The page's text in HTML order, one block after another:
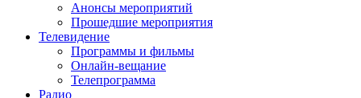
Анонсы мероприятий
Прошедшие мероприятия
Телевидение
Программы и фильмы
Онлайн-вещание
Телепрограмма
Радио